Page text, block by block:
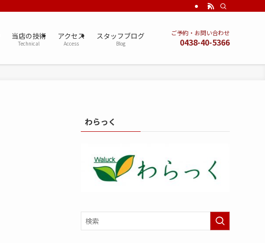
当店の技術
Technical
アクセス
Access
スタッフブログ
Blog
ご予約・お問い合わせ
0438-40-5366
わらっく